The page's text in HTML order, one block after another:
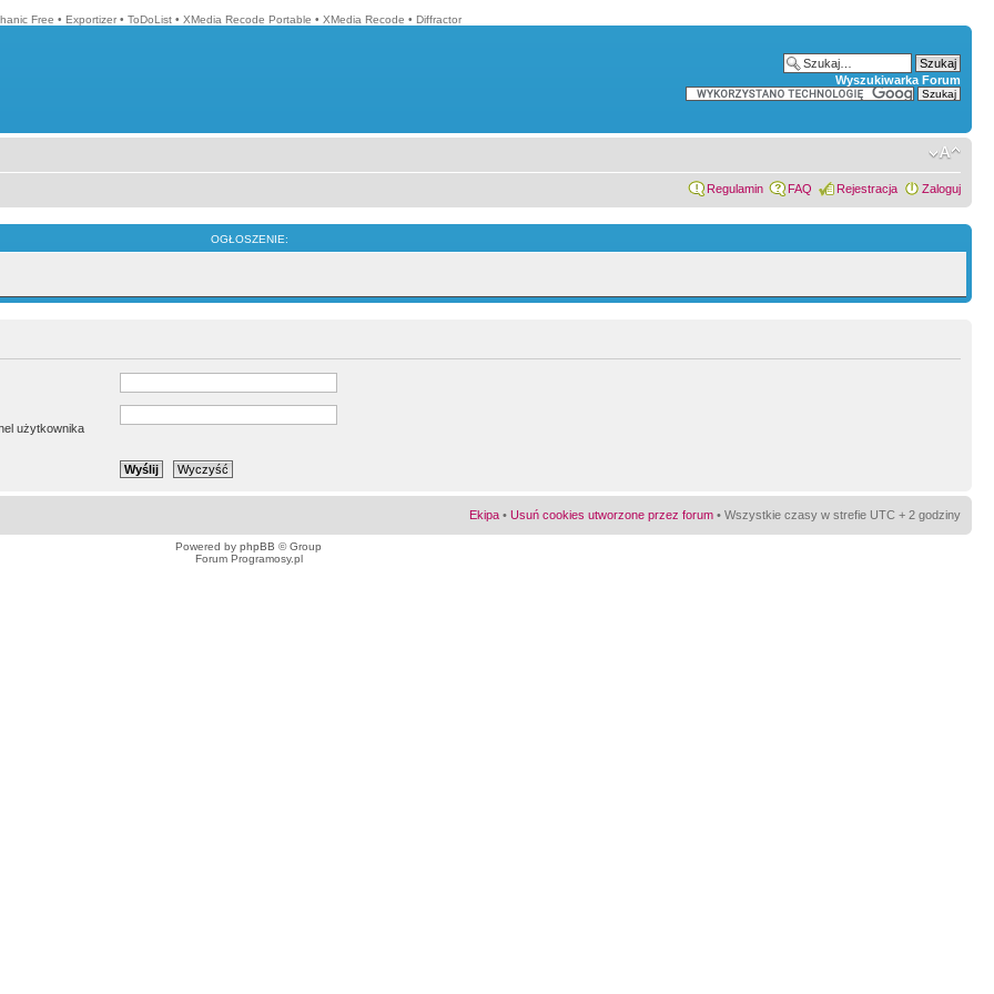
Free • Exportizer • ToDoList • XMedia Recode Portable • XMedia Recode • Diffractor
Wyszukiwarka Forum
Regulamin FAQ Rejestracja Zaloguj
OGŁOSZENIE:
użytkownika
Ekipa • Usuń cookies utworzone przez forum • Wszystkie czasy w strefie UTC + 2 godziny
Powered by phpBB © Group
Forum Programosy.pl